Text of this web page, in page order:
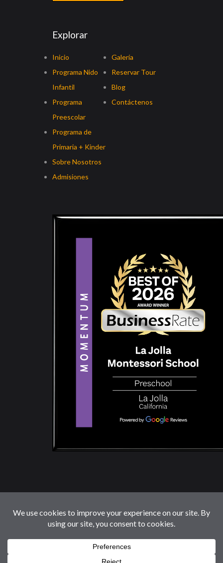
Explorar
Inicio
Programa Nido
Infantil
Programa
Preescolar
Programa de
Primaria + Kinder
Sobre Nosotros
Admisiones
Galería
Reservar Tour
Blog
Contáctenos
© 2026 LaJollaMontessoriSchool.com. Reservados
Todos Los Derechos.